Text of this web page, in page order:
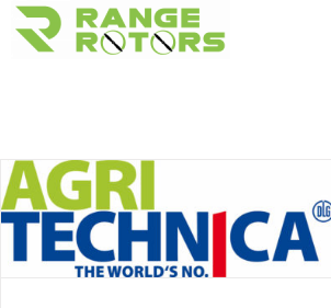
Zum
Inhalt